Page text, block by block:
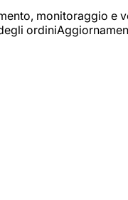
monitoraggio e